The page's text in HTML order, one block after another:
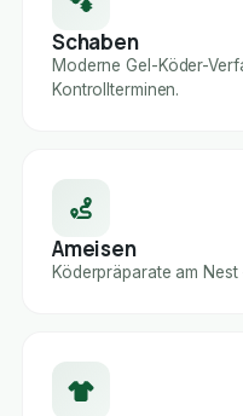
Schaben
Moderne Gel-Köder-
Kontrollterminen.
Ameisen
Köderpräparate am